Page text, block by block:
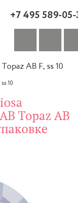
+7 495 589-
Topaz AB F, ss 10
10
Topaz AB